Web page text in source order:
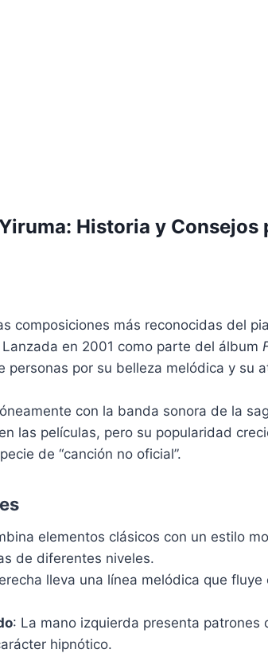
Historia y Consejos
composiciones más reconocidas del
Lanzada en 2001 como parte del álbum
personas por su belleza melódica y su
con la banda sonora de la
las películas, pero su popularidad
de “canción no oficial”.
elementos clásicos con un estilo
de diferentes niveles.
lleva una línea melódica que fluye
: La mano izquierda presenta patrones
hipnótico.